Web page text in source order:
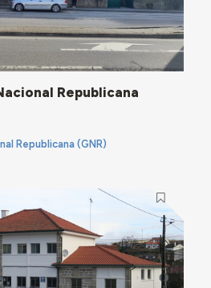
Republicana
Republicana (GNR)